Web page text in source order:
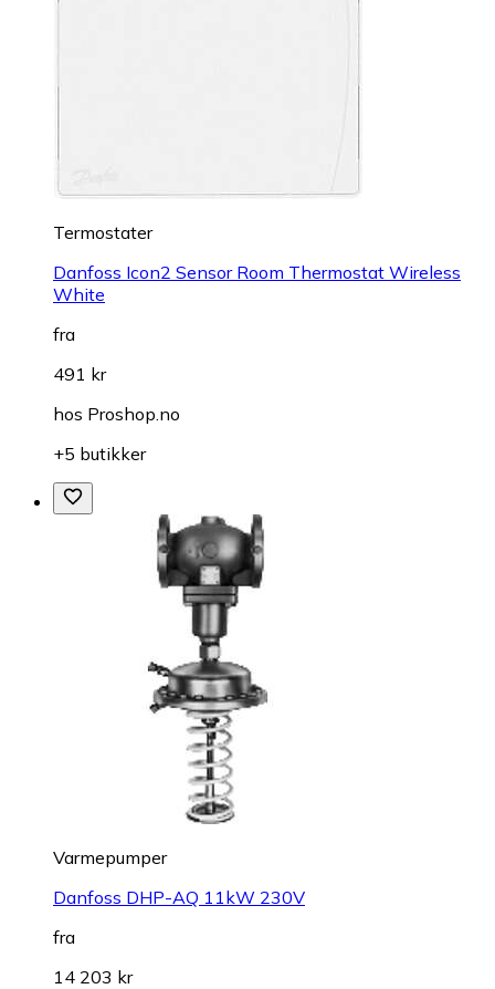
Termostater
Danfoss Icon2 Sensor Room Thermostat Wireless
White
fra
491 kr
hos Proshop.no
+5 butikker
Varmepumper
Danfoss DHP-AQ 11kW 230V
fra
14 203 kr